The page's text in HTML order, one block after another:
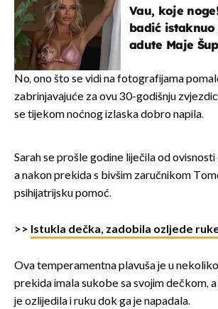
Vau, koje
badić
adute Maje
No, ono što se vidi na fotografijama
zabrinjavajuće za ovu 30-godišnju
se tijekom noćnog izlaska dobro napila.
Sarah se prošle godine liječila od
a nakon prekida s bivšim zaručnikom
psihijatrijsku pomoć.
>> Istukla dečka, zadobila ozljede
Ova temperamentna plavuša je u
prekida imala sukobe sa svojim dečkom,
je ozlijedila i ruku dok ga je napadala.